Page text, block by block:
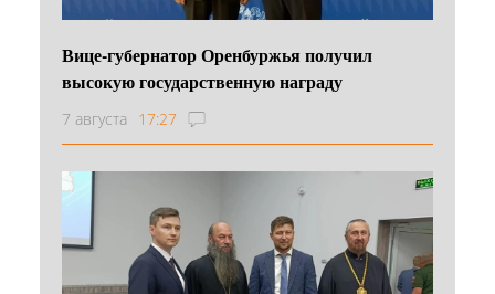
Вице-губернатор Оренбуржья получил
высокую государственную награду
7 августа 17:27